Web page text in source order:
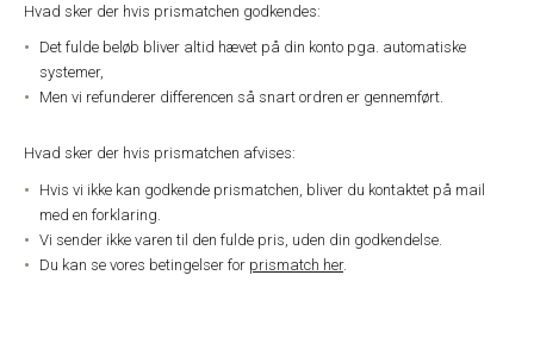
Hvad sker der hvis prismatchen godkendes:
Det fulde beløb bliver altid hævet på din konto pga. automatiske
systemer,
Men vi refunderer differencen så snart ordren er gennemført.
Hvad sker der hvis prismatchen afvises:
Hvis vi ikke kan godkende prismatchen, bliver du kontaktet på mail
med en forklaring.
Vi sender ikke varen til den fulde pris, uden din godkendelse.
Du kan se vores betingelser for prismatch her.